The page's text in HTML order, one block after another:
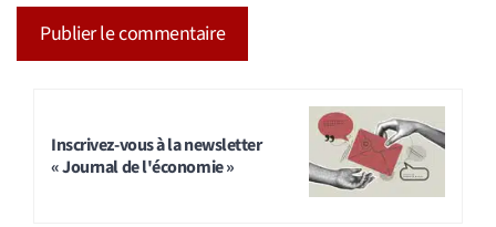
Inscrivez-vous à la newsletter
« Journal de l'économie »